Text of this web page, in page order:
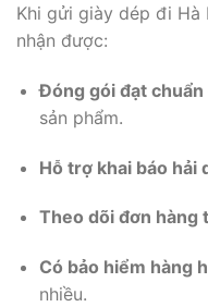
Khi gửi giày dép đi Hà
nhận được:
Đóng gói đạt
sản phẩm.
Hỗ trợ khai báo hải
Theo dõi đơn hàng
Có bảo hiểm hàng
nhiều.